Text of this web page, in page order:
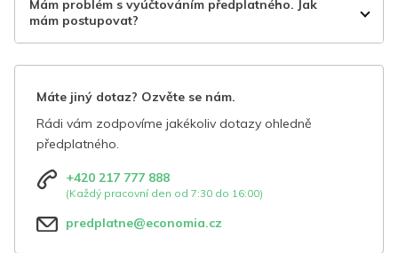
Mám problém s vyúčtováním předplatného. Jak
mám postupovat?
Máte jiný dotaz? Ozvěte se nám.
Rádi vám zodpovíme jakékoliv dotazy ohledně
předplatného.
+420 217 777 888
(Každý pracovní den od 7:30 do 16:00)
predplatne@economia.cz